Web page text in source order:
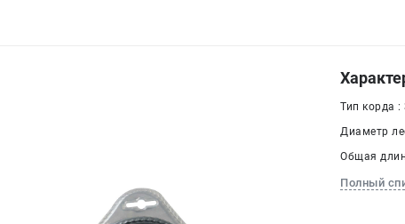
Тип корда
Диаметр
Общая
Полный